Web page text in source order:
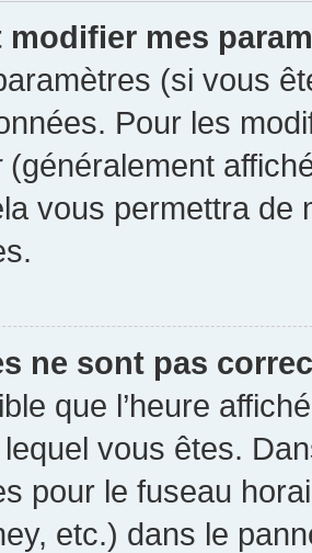
modifier mes
(si vous
Pour les
(généralement
vous permettra de
ne sont pas
que l’heure
vous êtes.
pour le fuseau
etc.) dans le